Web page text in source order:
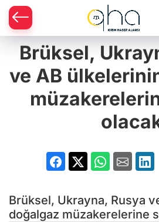
Brüksel,
ve AB
Brüksel, Ukrayna, Rusya
doğalgaz müzakerelerine